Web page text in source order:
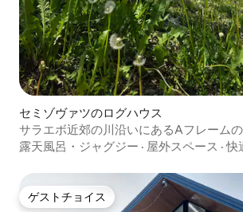
セミゾヴァツのログハウス
サラエボ近郊の川沿いにあるAフレーム
露天風呂・ジャグジー · 屋外スペース ·快
ゲストチョイス
ゲストチョイス